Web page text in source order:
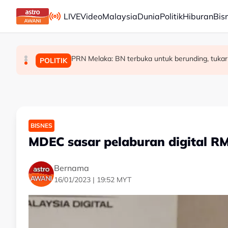
Skip to main content
LIVEVideoMalaysiaDuniaPolitikHiburan
MALAYSIA Malaysia bakal bina kilang fraksinasi plasma
MALAYSIA Rundingan import udang Thailand dijangka
POLITIK PRN Melaka: BN terbuka untuk berunding,
BISNES
MDEC sasar pelaburan digital
Bernama
16/01/2023 | 19:52 MYT